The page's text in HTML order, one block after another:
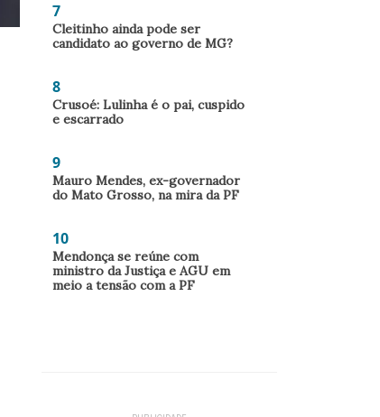
7
Cleitinho ainda pode ser
candidato ao governo de MG?
8
Crusoé: Lulinha é o pai, cuspido
e escarrado
9
Mauro Mendes, ex-governador
do Mato Grosso, na mira da PF
10
Mendonça se reúne com
ministro da Justiça e AGU em
meio a tensão com a PF